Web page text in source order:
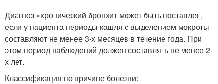
Диагноз «хронический бронхит может быть поставлен,
если у пациента периоды кашля с выделением мокроты
составляют не менее 3-х месяцев в течение года. При
этом период наблюдений должен составлять не менее 2-
х лет.
Классификация по причине болезни: